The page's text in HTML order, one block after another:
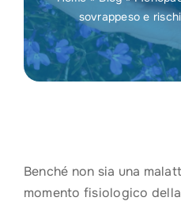
sovrappeso e
Benché non sia una
momento fisiologico